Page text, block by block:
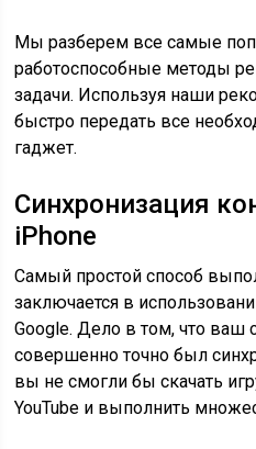
Мы разберем все самые
работоспособные методы
задачи. Используя наши
быстро передать все
гаджет.
Синхронизация
iPhone
Самый простой способ
заключается в
Google. Дело в том, что ваш
совершенно точно был
вы не смогли бы скачать
YouTube и выполнить